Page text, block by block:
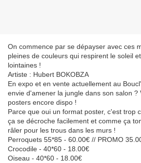
On commence par se dépayser avec ces
pleines de couleurs qui respirent le soleil
lointaines !
Artiste : Hubert BOKOBZA
En expo et en vente actuellement au
envie d'amener la jungle dans son salon ?
posters encore dispo !
Parce que oui un format poster, c'est trop
ça se décroche facilement et comme ça
râler pour les trous dans les murs !
Perroquets 55*85 - 60.00€ // PROMO
Crocodile - 40*60 - 18.00€
Oiseau - 40*60 - 18.00€